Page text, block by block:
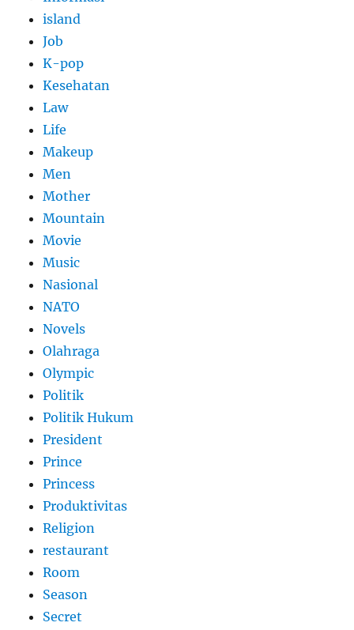
island
Job
K-pop
Kesehatan
Law
Life
Makeup
Men
Mother
Mountain
Movie
Music
Nasional
NATO
Novels
Olahraga
Olympic
Politik
Politik Hukum
President
Prince
Princess
Produktivitas
Religion
restaurant
Room
Season
Secret